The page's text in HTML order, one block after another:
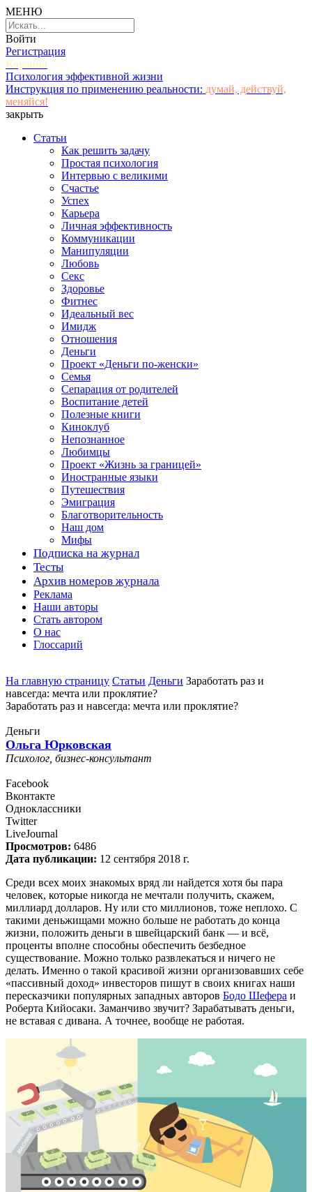
МЕНЮ
Войти
Регистрация
Корзина
Психология эффективной жизни
Инструкция по применению реальности: думай, действуй,
меняйся!
закрыть
Статьи
Как решить задачу
Простая психология
Интервью с великими
Счастье
Успех
Карьера
Личная эффективность
Коммуникации
Манипуляции
Любовь
Секс
Здоровье
Фитнес
Идеальный вес
Имидж
Отношения
Деньги
Проект «Деньги по-женски»
Семья
Сепарация от родителей
Воспитание детей
Полезные книги
Киноклуб
Непознанное
Любимцы
Проект «Жизнь за границей»
Иностранные языки
Путешествия
Эмиграция
Благотворительность
Наш дом
Мифы
Подписка на журнал
Тесты
Архив номеров журнала
Реклама
Наши авторы
Стать автором
О нас
Глоссарий
На главную страницу Статьи Деньги Заработать раз и
навсегда: мечта или проклятие?
Заработать раз и навсегда: мечта или проклятие?
Деньги
Ольга Юрковская
Психолог, бизнес-консультант
Facebook
Вконтакте
Одноклассники
Twitter
LiveJournal
Просмотров: 6486
Дата публикации: 12 сентября 2018 г.
Среди всех моих знакомых вряд ли найдется хотя бы пара
человек, которые никогда не мечтали получить, скажем,
миллиард долларов. Ну или сто миллионов, тоже неплохо. С
такими деньжищами можно больше не работать до конца
жизни, положить деньги в швейцарский банк — и всё,
проценты вполне способны обеспечить безбедное
существование. Можно только развлекаться и ничего не
делать. Именно о такой красивой жизни организовавших себе
«пассивный доход» инвесторов пишут в своих книгах наши
пересказчики популярных западных авторов Бодо Шефера и
Роберта Кийосаки. Заманчиво звучит? Зарабатывать деньги,
не вставая с дивана. А точнее, вообще не работая.